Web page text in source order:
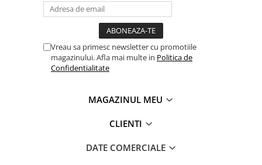
Vreau sa primesc newsletter cu promotiile
magazinului. Afla mai multe in Politica de
Confidentialitate
MAGAZINUL MEU
CLIENTI
DATE COMERCIALE